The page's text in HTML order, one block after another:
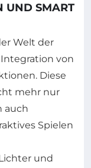
UND SMART
Welt der
von
Diese
mehr nur
auch
Spielen
und